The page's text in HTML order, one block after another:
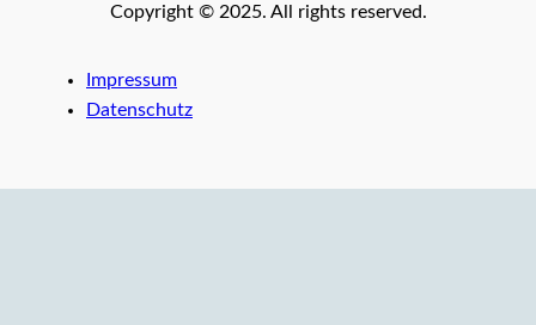
Copyright © 2025. All rights reserved.
Impressum
Datenschutz